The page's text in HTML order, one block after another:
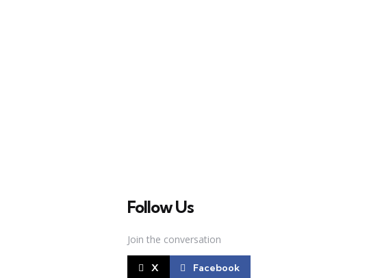
Follow Us
Join the conversation
X Facebook